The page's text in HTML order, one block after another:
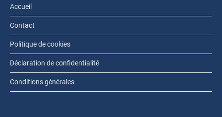
Accueil
Contact
Politique de cookies
Déclaration de confidentialité
Conditions générales